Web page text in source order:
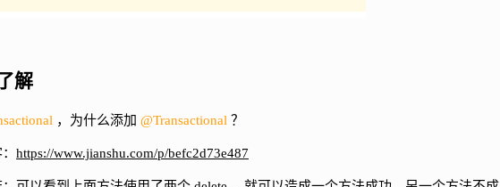
解
，为什么添加 @Transactional ？
https://www.jianshu.com/p/befc2d73e487